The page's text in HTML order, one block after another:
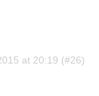
at 20:19